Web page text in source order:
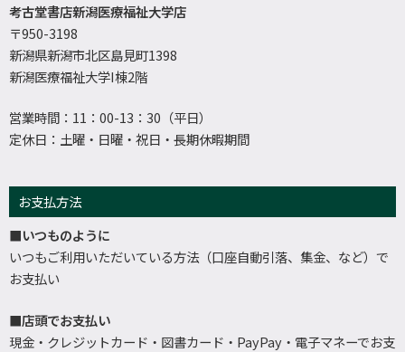
考古堂書店新潟医療福祉大学店
〒950-3198
新潟県新潟市北区島見町1398
新潟医療福祉大学I棟2階
営業時間：11：00-13：30（平日）
定休日：土曜・日曜・祝日・長期休暇期間
お支払方法
■いつものように
いつもご利用いただいている方法（口座自動引落、集金、など）で
お支払い
■店頭でお支払い
現金・クレジットカード・図書カード・PayPay・電子マネーでお支